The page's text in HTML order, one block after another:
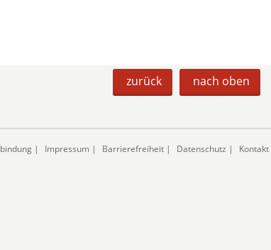
zurück nach oben
| Impressum| Barrierefreiheit| Datenschutz | Kontakt